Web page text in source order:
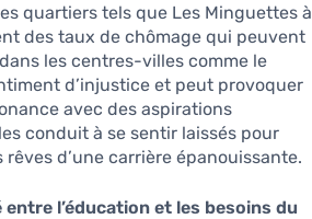
quartiers tels que Les Minguettes à
des taux de chômage qui peuvent
les centres-villes comme le
d’injustice et peut provoquer
avec des aspirations
conduit à se sentir laissés pour
d’une carrière épanouissante.
entre l’éducation et les besoins du